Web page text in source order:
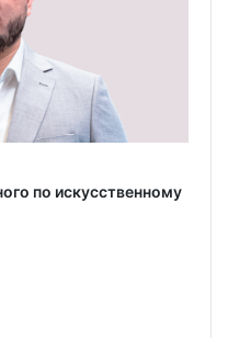
по искусственному